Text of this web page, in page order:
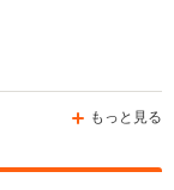
もっと見る